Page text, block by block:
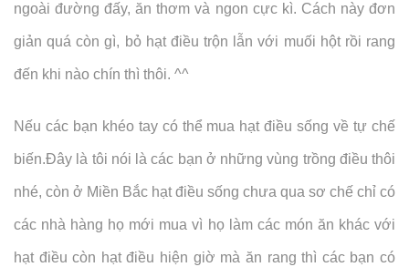
ngoài đường đấy, ăn thơm và ngon cực kì. Cách này đơn
giản quá còn gì, bỏ hạt điều trộn lẫn với muối hột rồi rang
đến khi nào chín thì thôi. ^^
Nếu các bạn khéo tay có thể mua hạt điều sống về tự chế
biến.Đây là tôi nói là các bạn ở những vùng trồng điều thôi
nhé, còn ở Miền Bắc hạt điều sống chưa qua sơ chế chỉ có
các nhà hàng họ mới mua vì họ làm các món ăn khác với
hạt điều còn hạt điều hiện giờ mà ăn rang thì các bạn có